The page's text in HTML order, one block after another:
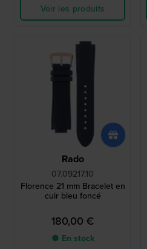
Voir les produits
Rado
07.09217.10
Florence 21 mm Bracelet en
cuir bleu foncé
180,00 €
● En stock